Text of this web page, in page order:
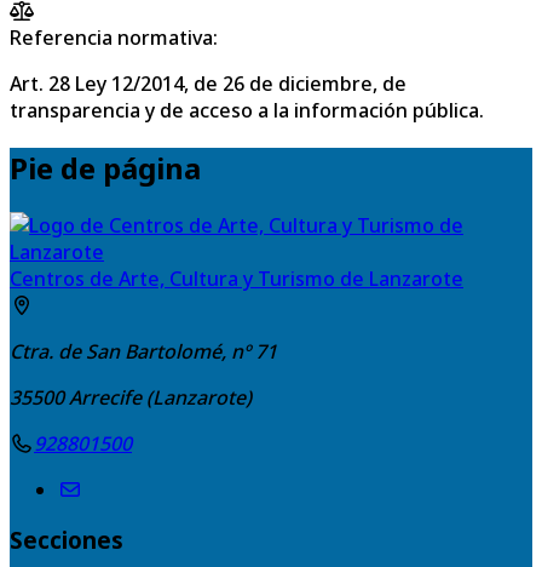
Referencia normativa:
Art. 28 Ley 12/2014, de 26 de diciembre, de
transparencia y de acceso a la información pública.
Pie de página
Centros de Arte, Cultura y Turismo de Lanzarote
Ctra. de San Bartolomé, nº 71
35500Arrecife (Lanzarote)
928801500
Secciones